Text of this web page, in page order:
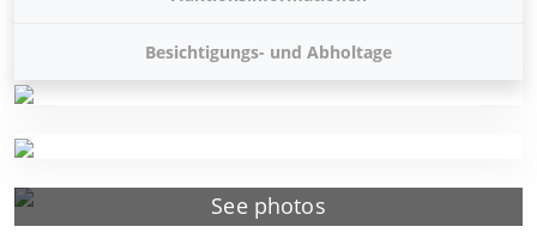
See photos
Besichtigungs- und Abholtage